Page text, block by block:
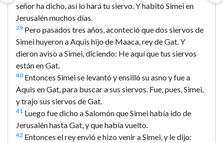
señor ha dicho, así lo hará tu siervo. Y habitó Simei en
Jerusalén muchos días.
39 Pero pasados tres años, aconteció que dos siervos de
Simei huyeron a Aquis hijo de Maaca, rey de Gat. Y
dieron aviso a Simei, diciendo: He aquí que tus siervos
están en Gat.
40Entonces Simei se levantó y ensilló su asno y fue a
Aquis en Gat, para buscar a sus siervos. Fue, pues, Simei,
y trajo sus siervos de Gat.
41 Luego fue dicho a Salomón que Simei había ido de
Jerusalén hasta Gat, y que había vuelto.
42 Entonces el rey envió e hizo venir a Simei, y le dijo: